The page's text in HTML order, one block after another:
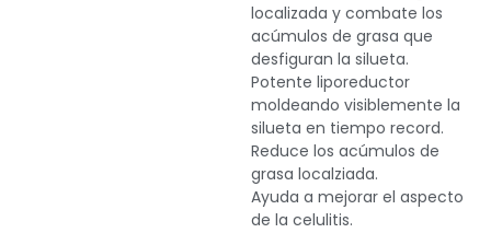
localizada y combate los
acúmulos de grasa que
desfiguran la silueta.
Potente liporeductor
moldeando visiblemente la
silueta en tiempo record.
Reduce los acúmulos de
grasa localziada.
Ayuda a mejorar el aspecto
de la celulitis.